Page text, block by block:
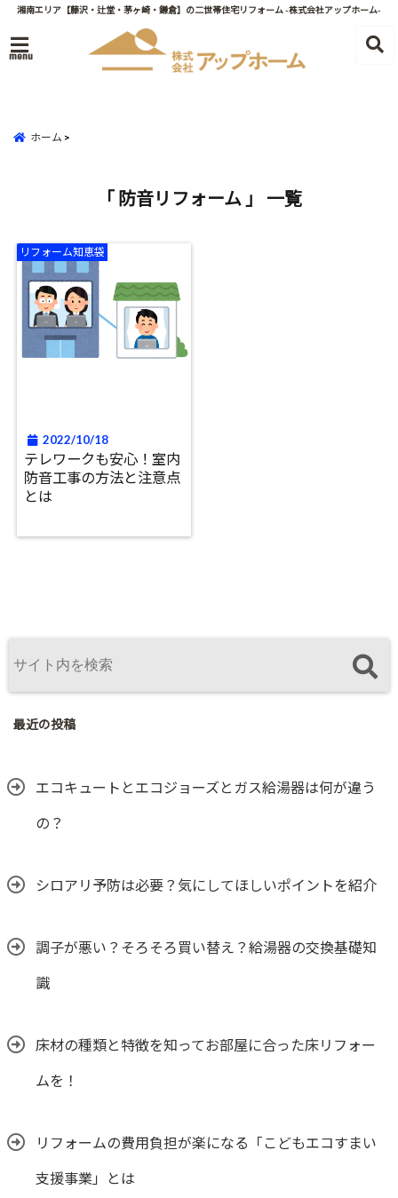
湘南エリア【藤沢・辻堂・茅ヶ崎・鎌倉】の二世帯住宅リフォーム -株式会社アップホーム-
menu
ホーム
「 防音リフォーム 」 一覧
リフォーム知恵袋
2022/10/18
テレワークも安心！室内
防音工事の方法と注意点
とは
最近の投稿
エコキュートとエコジョーズとガス給湯器は何が違う
の？
シロアリ予防は必要？気にしてほしいポイントを紹介
調子が悪い？そろそろ買い替え？給湯器の交換基礎知
識
床材の種類と特徴を知ってお部屋に合った床リフォー
ムを！
リフォームの費用負担が楽になる「こどもエコすまい
支援事業」とは